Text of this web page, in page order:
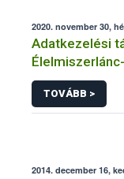
2020. november 30,
Adatkezelési
üzemeltetett
információs
TOVÁBB >
2014. december 16,